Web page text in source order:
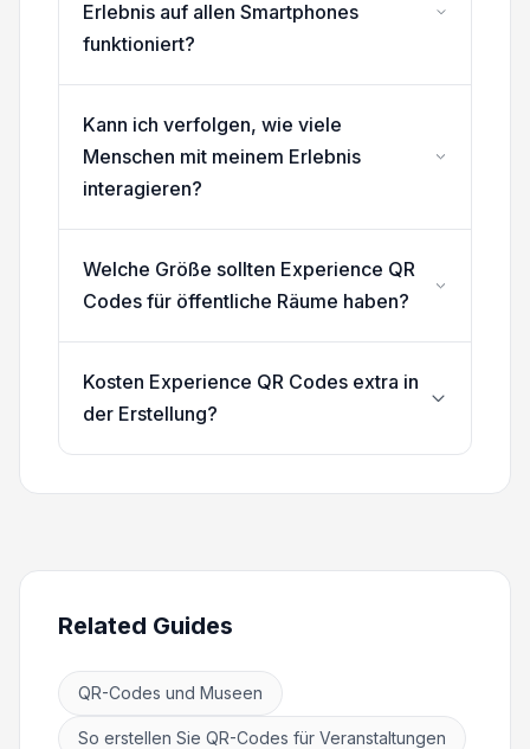
Erlebnis auf allen Smartphones
funktioniert?
Kann ich verfolgen, wie viele
Menschen mit meinem Erlebnis
interagieren?
Welche Größe sollten Experience QR
Codes für öffentliche Räume haben?
Kosten Experience QR Codes extra in
der Erstellung?
Related Guides
QR-Codes und Museen
So erstellen Sie QR-Codes für Veranstaltungen